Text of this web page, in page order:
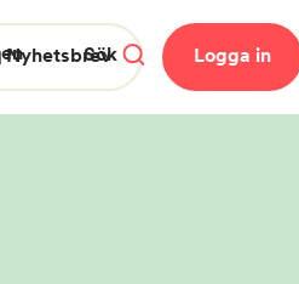
Nyhetsbrev Logga in
Sök